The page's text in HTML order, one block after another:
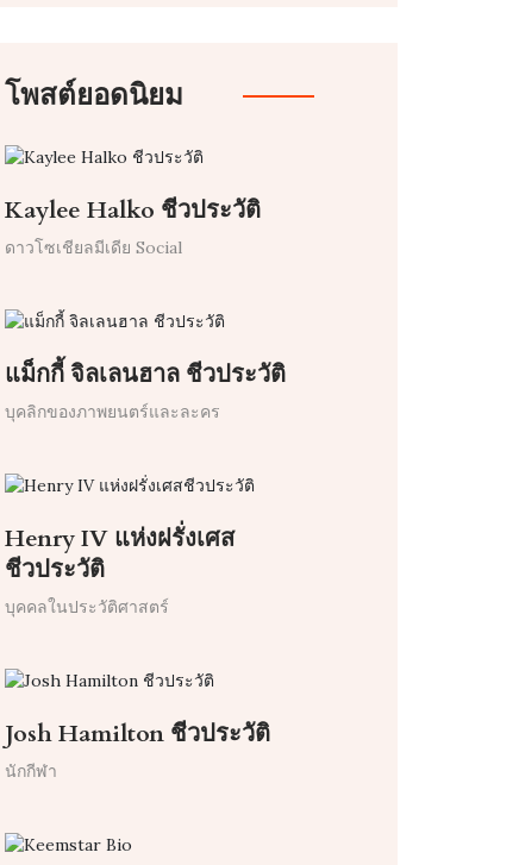
โพสต์ยอดนิยม
Kaylee Halko ชีวประวัติ
ดาวโซเชียลมีเดีย Social
แม็กกี้ จิลเลนฮาล ชีวประวัติ
บุคลิกของภาพยนตร์และละคร
Henry IV แห่งฝรั่งเศส
ชีวประวัติ
บุคคลในประวัติศาสตร์
Josh Hamilton ชีวประวัติ
นักกีฬา